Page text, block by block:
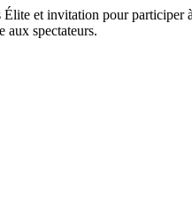
et invitation pour participer
aux spectateurs.